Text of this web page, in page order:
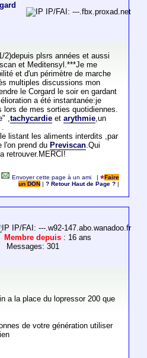
IP/FAI: ---.fbx.proxad.net
2)depuis plsrs années et aussi
et Meditensyl.***Je me
et d'un périmètre de marche
multiples discussions mon
le Corgard le soir en gardant
a été instantanée:je
lors de mes sorties quotidiennes.
,tachycardieet arythmie,un
.
listant les aliments interdits ,par
l'on prend du Previscan.Qui
retrouver.MERCI!
Envoyer cette page à un ami |
Faire
un DON
|? Retour Haut de Page ?
IP/FAI: ---.w92-147.abo.wanadoo.fr
Membre depuis : 16 ans
Messages: 301
a la place du lopressor 200 que
de votre génération utiliser